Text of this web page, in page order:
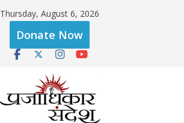
Thursday, August 6, 2026
Donate Now